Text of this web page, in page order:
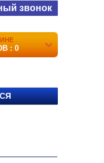
звонок
: 0